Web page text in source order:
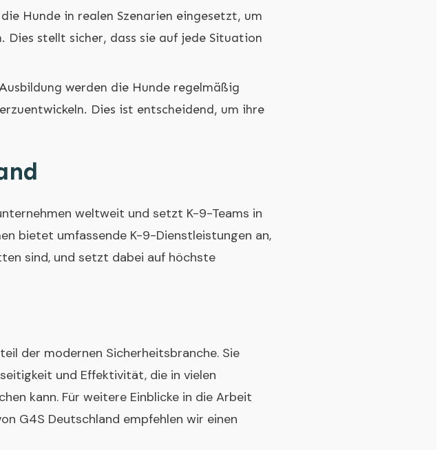
Hunde in realen Szenarien eingesetzt, um
stellt sicher, dass sie auf jede Situation
werden die Hunde regelmäßig
Dies ist entscheidend, um ihre
weltweit und setzt K-9-Teams in
bietet umfassende K-9-Dienstleistungen an,
sind, und setzt dabei auf höchste
der modernen Sicherheitsbranche. Sie
und Effektivität, die in vielen
kann. Für weitere Einblicke in die Arbeit
G4S Deutschland empfehlen wir einen